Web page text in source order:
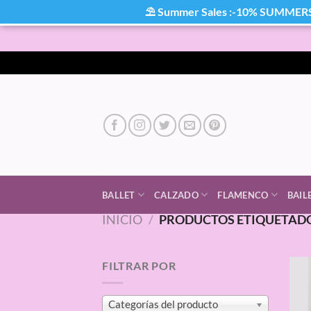
al
BALLET CALZADO FLAMENCO
INICIO / PRODUCTOS
FILTRAR POR
Categorías del producto
⛱ Summer Sales :-10%